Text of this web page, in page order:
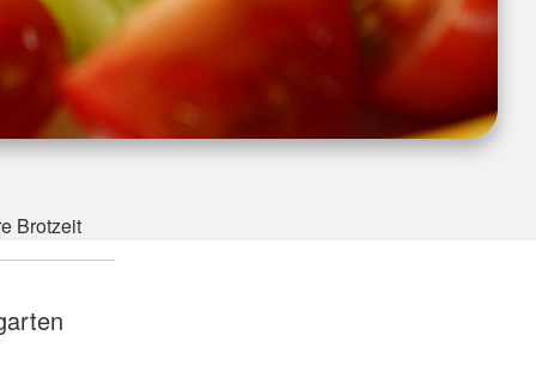
Brotzeit